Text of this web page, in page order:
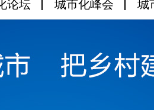
论坛 城市化峰会 城